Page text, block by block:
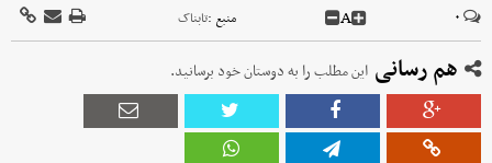
۰ A منبع :تابناک
هم رسانی این مطلب را به دوستان خود برسانید.